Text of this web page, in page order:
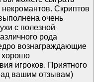
Скриптов
очень
с полезной
рода
вознаграждающие
хорошо
игроков. Приятного
вашим отзывам)